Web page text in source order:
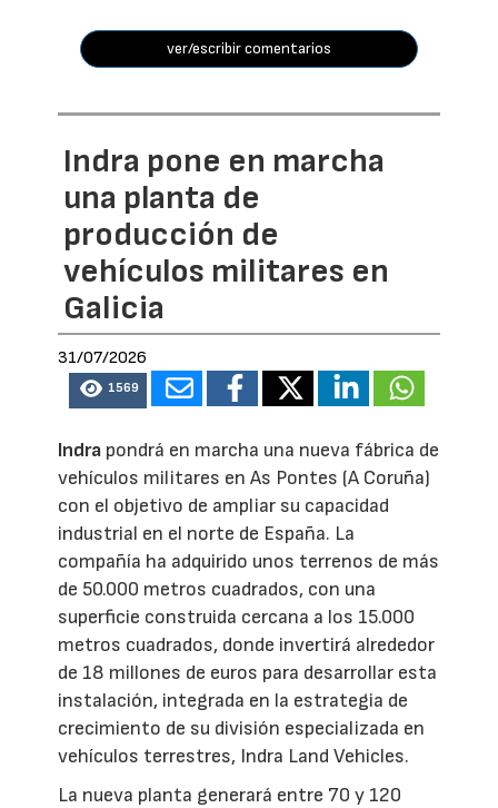
ver/escribir comentarios
Indra pone en marcha
una planta de
producción de
vehículos militares en
Galicia
31/07/2026
1569
Indra pondrá en marcha una nueva fábrica de
vehículos militares en As Pontes (A Coruña)
con el objetivo de ampliar su capacidad
industrial en el norte de España. La
compañía ha adquirido unos terrenos de más
de 50.000 metros cuadrados, con una
superficie construida cercana a los 15.000
metros cuadrados, donde invertirá alrededor
de 18 millones de euros para desarrollar esta
instalación, integrada en la estrategia de
crecimiento de su división especializada en
vehículos terrestres, Indra Land Vehicles.
La nueva planta generará entre 70 y 120